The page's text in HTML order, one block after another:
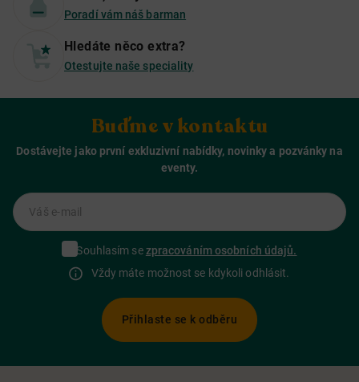
Poradí vám náš barman
Hledáte něco extra?
Otestujte naše speciality
Buďme v kontaktu
Dostávejte jako první exkluzivní nabídky, novinky a pozvánky na
eventy.
Váš e-mail
Souhlasím sezpracováním osobních údajů.
Vždy máte možnost se kdykoli odhlásit.
Přihlaste se k odběru